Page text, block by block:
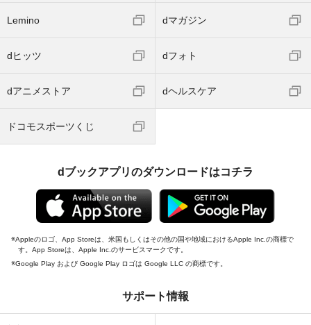
Lemino dマガジン
dヒッツ dフォト
dアニメストア dヘルスケア
ドコモスポーツくじ
dブックアプリのダウンロードはコチラ
Appleのロゴ、App Storeは、米国もしくはその他の国や地域におけるApple Inc.の商標で
す。App Storeは、Apple Inc.のサービスマークです。
Google Play および Google Play ロゴは Google LLC の商標です。
サポート情報